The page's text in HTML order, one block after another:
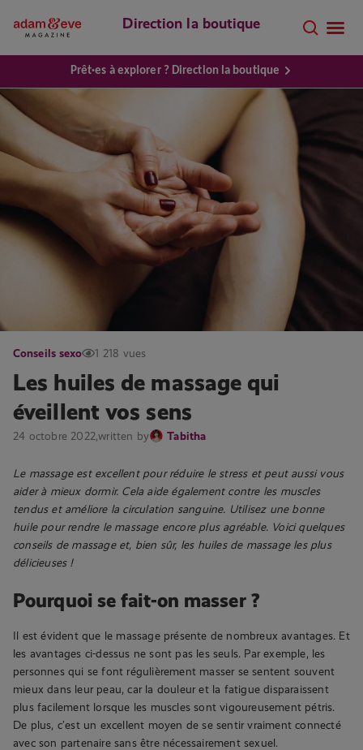
Direction la boutique
Prêt·es à explorer ? Direction la boutique
Conseils sexo 1 218 vues
Les huiles de massage qui
éveillent vos sens
24 octobre 2022,written by Tabitha
Le massage est excellent pour réduire le stress et peut aussi vous
aider à mieux dormir. Cela aide également contre les muscles
tendus et améliore la circulation sanguine. Utilisez une bonne
huile pour rendre le massage encore plus agréable. Voici quelques
conseils de massage et, bien sûr, les huiles de massage les plus
délicieuses !
Pourquoi se fait-on masser ?
Il est évident que le massage présente de nombreux avantages. Et
les avantages ci-dessus ne sont pas les seuls. Par exemple, les
personnes qui se font régulièrement masser se sentent souvent
mieux dans leur peau, car la douleur et la fatigue disparaissent
plus facilement lorsque les muscles sont vigoureusement pétris.
De plus, c’est un excellent moyen de se sentir vraiment connecté
avec son partenaire sans être nécessairement sexuel.